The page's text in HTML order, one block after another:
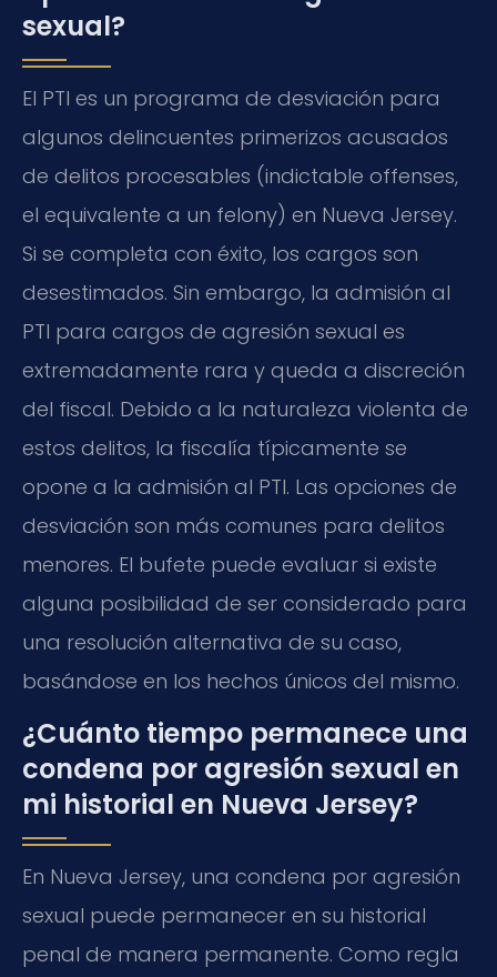
sexual?
El PTI es un programa de desviación para
algunos delincuentes primerizos acusados
de delitos procesables (indictable offenses,
el equivalente a un felony) en Nueva Jersey.
Si se completa con éxito, los cargos son
desestimados. Sin embargo, la admisión al
PTI para cargos de agresión sexual es
extremadamente rara y queda a discreción
del fiscal. Debido a la naturaleza violenta de
estos delitos, la fiscalía típicamente se
opone a la admisión al PTI. Las opciones de
desviación son más comunes para delitos
menores. El bufete puede evaluar si existe
alguna posibilidad de ser considerado para
una resolución alternativa de su caso,
basándose en los hechos únicos del mismo.
¿Cuánto tiempo permanece una
condena por agresión sexual en
mi historial en Nueva Jersey?
En Nueva Jersey, una condena por agresión
sexual puede permanecer en su historial
penal de manera permanente. Como regla